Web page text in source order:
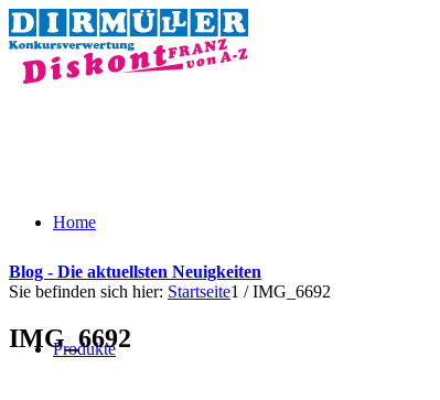
Home
Produkte
Blog - Die aktuellsten Neuigkeiten
Sie befinden sich hier: Startseite1 / IMG_6692
IMG_6692